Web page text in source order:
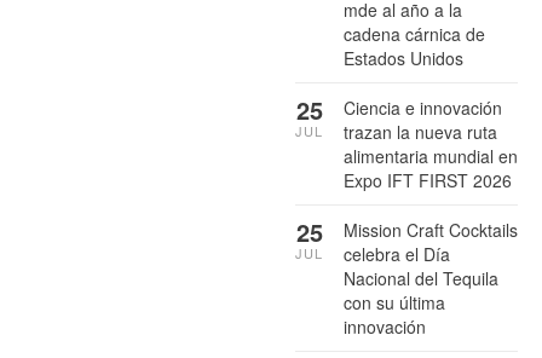
mde al año a la
cadena cárnica de
Estados Unidos
Ciencia e innovación
trazan la nueva ruta
alimentaria mundial en
Expo IFT FIRST 2026
25
JUL
Mission Craft Cocktails
celebra el Día
Nacional del Tequila
con su última
innovación
25
JUL